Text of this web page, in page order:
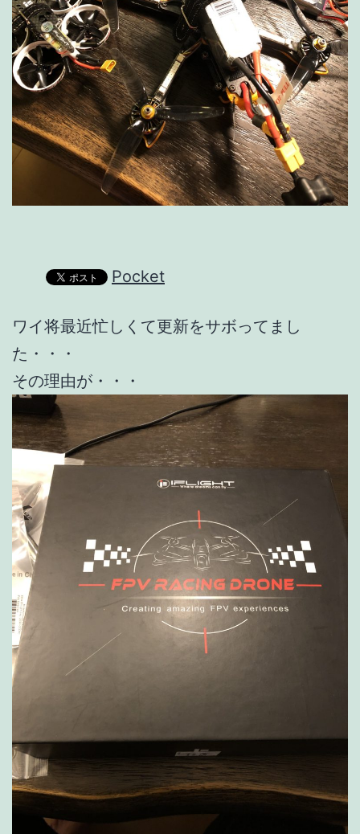
Pocket
ワイ将最近忙しくて更新をサボってまし
た・・・
その理由が・・・